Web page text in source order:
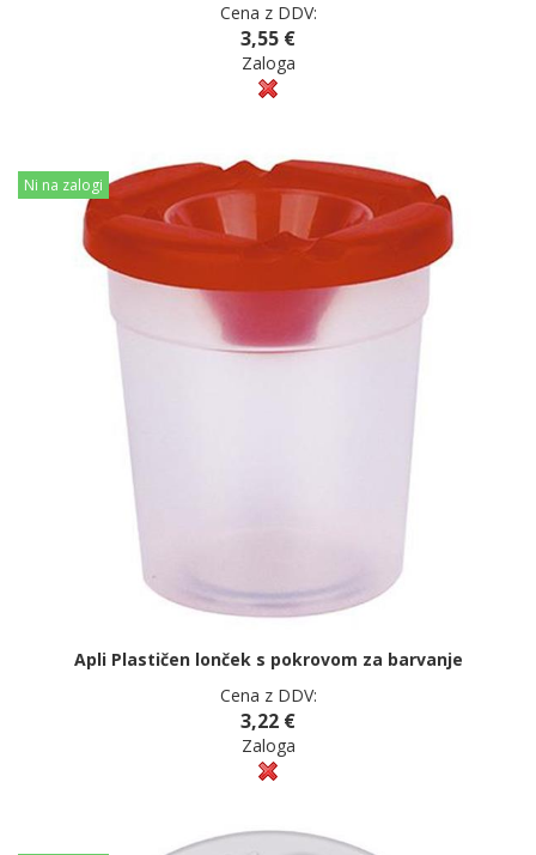
Cena z DDV:
3,55 €
Zaloga
Ni na zalogi
Apli Plastičen lonček s pokrovom za barvanje
Cena z DDV:
3,22 €
Zaloga